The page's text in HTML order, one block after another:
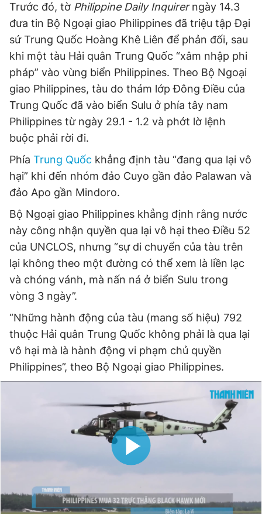
Trước đó, tờ Philippine Daily Inquirerngày 14.3
đưa tin Bộ Ngoại giao Philippines đã triệu tập Đại
sứ Trung Quốc Hoàng Khê Liên để phản đối, sau
khi một tàu Hải quân Trung Quốc “xâm nhập phi
pháp” vào vùng biển Philippines. Theo Bộ Ngoại
giao Philippines, tàu do thám lớp Đông Điều của
Trung Quốc đã vào biển Sulu ở phía tây nam
Philippines từ ngày 29.1 - 1.2 và phớt lờ lệnh
buộc phải rời đi.
Phía Trung Quốc khẳng định tàu “đang qua lại vô
hại” khi đến nhóm đảo Cuyo gần đảo Palawan và
đảo Apo gần Mindoro.
Bộ Ngoại giao Philippines khẳng định rằng nước
này công nhận quyền qua lại vô hại theo Điều 52
của UNCLOS, nhưng “sự di chuyển của tàu trên
lại không theo một đường có thể xem là liền lạc
và chóng vánh, mà nấn ná ở biển Sulu trong
vòng 3 ngày”.
“Những hành động của tàu (mang số hiệu) 792
thuộc Hải quân Trung Quốc không phải là qua lại
vô hại mà là hành động vi phạm chủ quyền
Philippines”, theo Bộ Ngoại giao Philippines.